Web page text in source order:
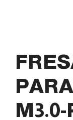
M3.0-